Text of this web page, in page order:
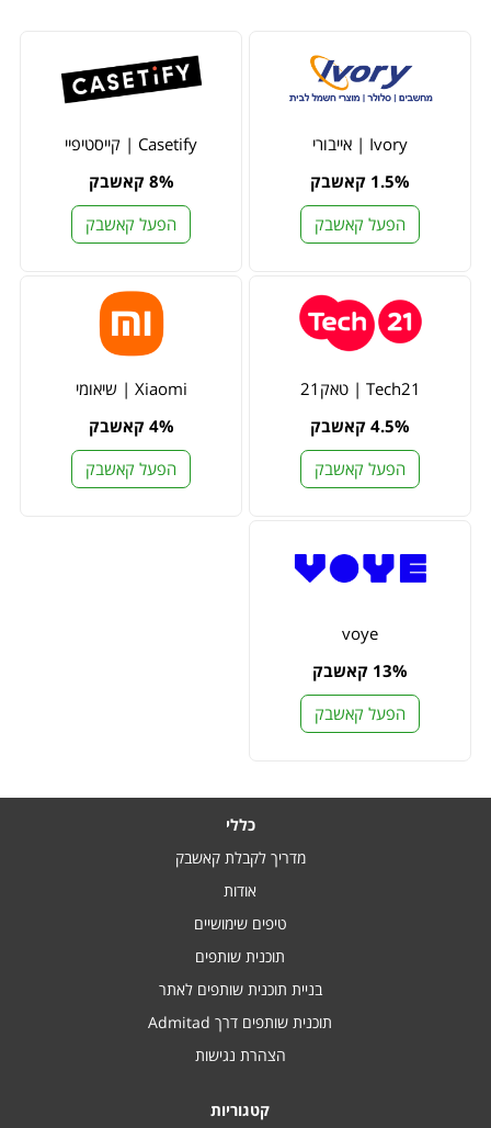
Ivory | אייבורי
1.5% קאשבק
הפעל קאשבק
Casetify | קייסטיפיי
8% קאשבק
הפעל קאשבק
Tech21 | טאק21
4.5% קאשבק
הפעל קאשבק
Xiaomi | שיאומי
4% קאשבק
הפעל קאשבק
voye
13% קאשבק
הפעל קאשבק
כללי
מדריך לקבלת קאשבק
אודות
טיפים שימושיים
תוכנית שותפים
בניית תוכנית שותפים לאתר
תוכנית שותפים דרך Admitad
הצהרת נגישות
קטגוריות